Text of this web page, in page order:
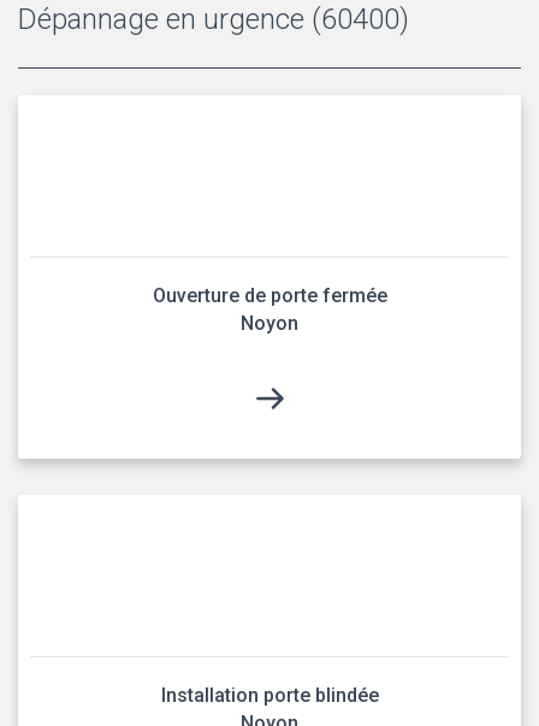
Dépannage en urgence (60400)
Ouverture de porte fermée
Noyon
Installation porte blindée